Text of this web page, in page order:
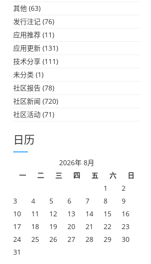
其他 (63)
发行注记 (76)
应用推荐 (11)
应用更新 (131)
技术分享 (111)
未分类 (1)
社区报告 (78)
社区新闻 (720)
社区活动 (71)
日历
2026年 8月
一
二 三 四 五 六
日
1
2
3
4 5 6 7 8
9
10
11 12 13 14 15
16
17
18 19 20 21 22
23
24
25 26 27 28 29
30
31